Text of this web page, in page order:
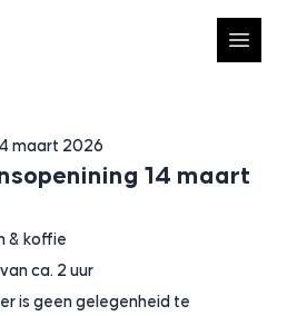
maart 2026
14 maart
& koffie
ca. 2 uur
is geen gelegenheid te